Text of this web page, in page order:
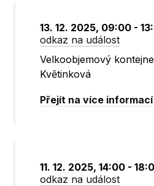
13. 12. 2025, 09:00 -
odkaz na událost
Velkoobjemový
Květinková
Přejít na více informací
11. 12. 2025, 14:00 -
odkaz na událost